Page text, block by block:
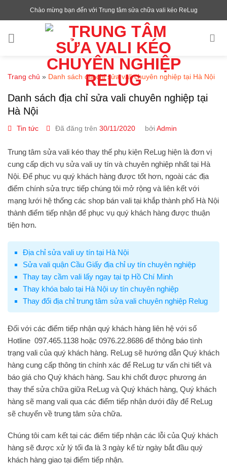
đến
dung
Chào mừng bạn đến với Trung tâm sửa chữa vali kéo ReLug
Trang chủ » Danh sách địa chỉ sửa vali chuyên nghiệp tại Hà Nội
Danh sách địa chỉ sửa vali chuyên nghiệp tại
Hà Nội
Tin tức Đã đăng trên 30/11/2020 bởi Admin
Trung tâm sửa vali kéo thay thế phụ kiện ReLug hiện là đơn vị
cung cấp dịch vụ sửa vali uy tín và chuyên nghiệp nhất tại Hà
Nội. Để phục vụ quý khách hàng được tốt hơn, ngoài các địa
điểm chính sửa trực tiếp chúng tôi mở rộng và liên kết với
mạng lưới hệ thống các shop bán vali tại khắp thành phố Hà Nội
thành điểm tiếp nhận để phục vụ quý khách hàng được thuận
tiện hơn.
Địa chỉ sửa vali uy tín tại Hà Nội
Sửa vali quận Cầu Giấy địa chỉ uy tín chuyên nghiệp
Thay tay cầm vali lấy ngay tại tp Hồ Chí Minh
Thay khóa balo tại Hà Nội uy tín chuyên nghiệp
Thay đổi địa chỉ trung tâm sửa vali chuyên nghiệp Relug
Đối với các điểm tiếp nhận quý khách hàng liên hệ với số
Hotline 097.465.1138 hoặc 0976.22.8686 để thông báo tình
trạng vali của quý khách hàng. ReLug sẽ hướng dẫn Quý khách
hàng cung cấp thông tin chính xác để ReLug tư vấn chi tiết và
báo giá cho Quý khách hàng. Sau khi chốt được phương án
thay thế sửa chữa giữa ReLug và Quý khách hàng, Quý khách
hàng sẽ mang vali qua các điểm tiếp nhận dưới đây để ReLug
sẽ chuyển về trung tâm sửa chữa.
Chúng tôi cam kết tại các điểm tiếp nhận các lỗi của Quý khách
hàng sẽ được xử lý tối đa là 3 ngày kể từ ngày bắt đầu quý
khách hàng giao tại điểm tiếp nhận.